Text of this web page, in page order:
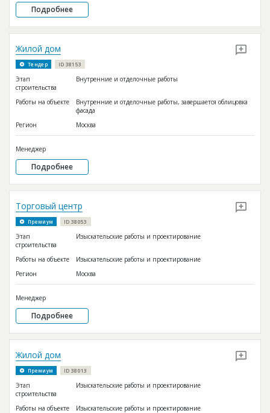
Подробнее
Тендер ID 38153
Жилой дом
Этап
строительства
Внутренние и отделочные работы
Работы на объекте
Внутренние и отделочные работы, завершается облицовка
фасада
Регион
Москва
Менеджер
Подробнее
Премиум ID 38053
Торговый центр
Этап
строительства
Изыскательские работы и проектирование
Работы на объекте
Изыскательские работы и проектирование
Регион
Москва
Менеджер
Подробнее
Премиум ID 38013
Жилой дом
Этап
строительства
Изыскательские работы и проектирование
Работы на объекте
Изыскательские работы и проектирование